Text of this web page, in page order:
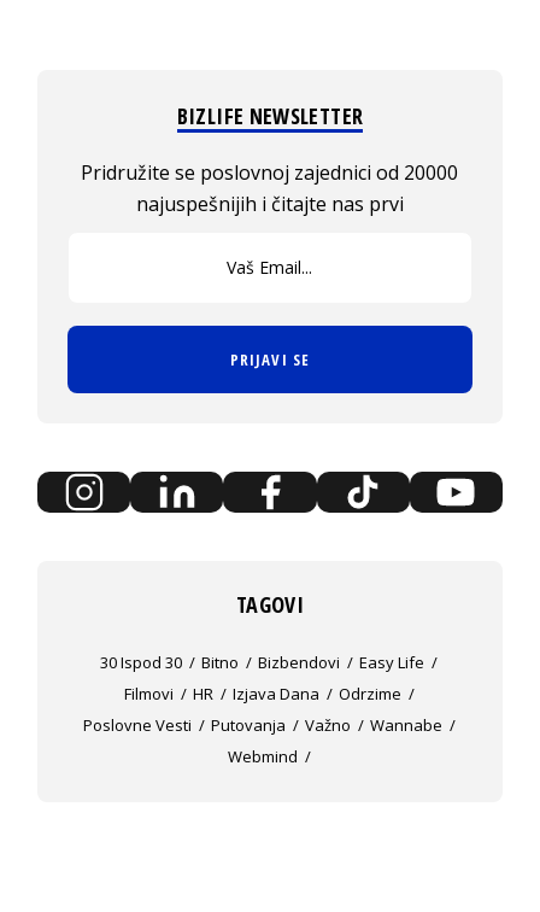
BIZLIFE NEWSLETTER
Pridružite se poslovnoj zajednici od 20000
najuspešnijih i čitajte nas prvi
PRIJAVI SE
TAGOVI
30 Ispod 30 Bitno Bizbendovi
Easy Life
Filmovi
HR Izjava Dana
Odrzime
Poslovne Vesti
Putovanja Važno
Wannabe
Webmind